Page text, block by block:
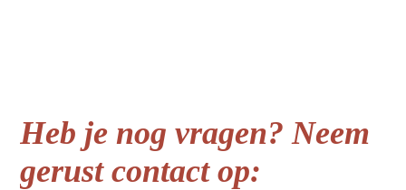
Heb je nog vragen? Neem
gerust contact op: